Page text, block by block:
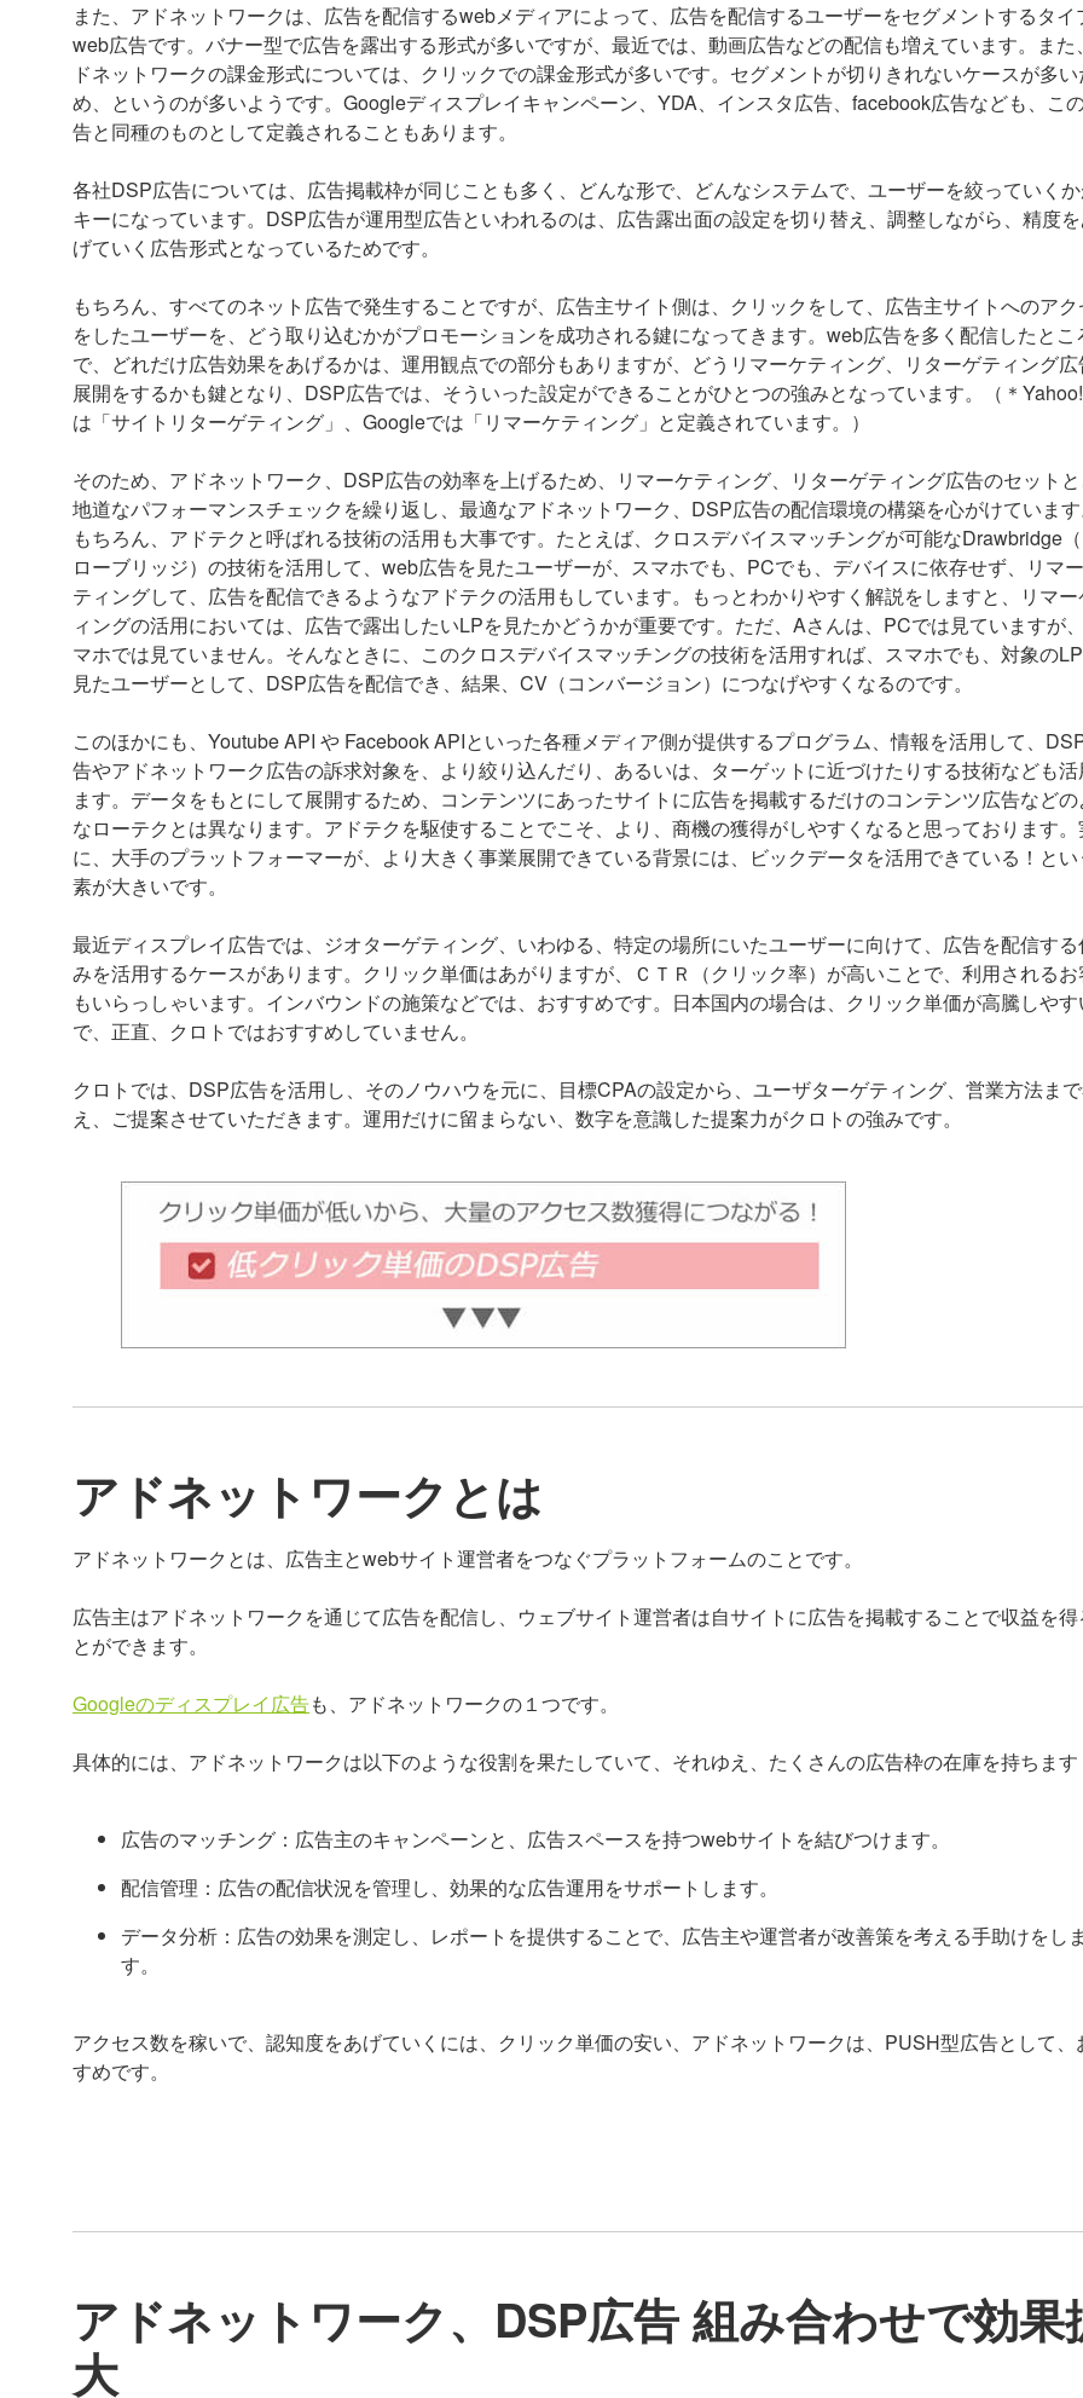
また、アドネットワークは、広告を配信するwebメディアによって、広告を配信するユーザーをセグメントするタイ
web広告です。バナー型で広告を露出する形式が多いですが、最近では、動画広告などの配信も増えています。また
ドネットワークの課金形式については、クリックでの課金形式が多いです。セグメントが切りきれないケースが多い
め、というのが多いようです。Googleディスプレイキャンペーン、YDA、インスタ広告、facebook広告なども、こ
告と同種のものとして定義されることもあります。
各社DSP広告については、広告掲載枠が同じことも多く、どんな形で、どんなシステムで、ユーザーを絞っていく
キーになっています。DSP広告が運用型広告といわれるのは、広告露出面の設定を切り替え、調整しながら、精度
げていく広告形式となっているためです。
もちろん、すべてのネット広告で発生することですが、広告主サイト側は、クリックをして、広告主サイトへのアク
をしたユーザーを、どう取り込むかがプロモーションを成功される鍵になってきます。web広告を多く配信したとこ
で、どれだけ広告効果をあげるかは、運用観点での部分もありますが、どうリマーケティング、リターゲティング
展開をするかも鍵となり、DSP広告では、そういった設定ができることがひとつの強みとなっています。（＊
は「サイトリターゲティング」、Googleでは「リマーケティング」と定義されています。）
そのため、アドネットワーク、DSP広告の効率を上げるため、リマーケティング、リターゲティング広告のセットと
地道なパフォーマンスチェックを繰り返し、最適なアドネットワーク、DSP広告の配信環境の構築を心がけています
もちろん、アドテクと呼ばれる技術の活用も大事です。たとえば、クロスデバイスマッチングが可能なDrawbridge
ローブリッジ）の技術を活用して、web広告を見たユーザーが、スマホでも、PCでも、デバイスに依存せず、リマ
ティングして、広告を配信できるようなアドテクの活用もしています。もっとわかりやすく解説をしますと、リマー
ィングの活用においては、広告で露出したいLPを見たかどうかが重要です。ただ、Aさんは、PCでは見ていますが
マホでは見ていません。そんなときに、このクロスデバイスマッチングの技術を活用すれば、スマホでも、対象の
見たユーザーとして、DSP広告を配信でき、結果、CV（コンバージョン）につなげやすくなるのです。
このほかにも、Youtube API や Facebook APIといった各種メディア側が提供するプログラム、情報を活用して、
告やアドネットワーク広告の訴求対象を、より絞り込んだり、あるいは、ターゲットに近づけたりする技術なども活
ます。データをもとにして展開するため、コンテンツにあったサイトに広告を掲載するだけのコンテンツ広告などの
なローテクとは異なります。アドテクを駆使することでこそ、より、商機の獲得がしやすくなると思っております。
に、大手のプラットフォーマーが、より大きく事業展開できている背景には、ビックデータを活用できている！と
素が大きいです。
最近ディスプレイ広告では、ジオターゲティング、いわゆる、特定の場所にいたユーザーに向けて、広告を配信する
みを活用するケースがあります。クリック単価はあがりますが、ＣＴＲ（クリック率）が高いことで、利用されるお
もいらっしゃいます。インバウンドの施策などでは、おすすめです。日本国内の場合は、クリック単価が高騰しや
で、正直、クロトではおすすめしていません。
クロトでは、DSP広告を活用し、そのノウハウを元に、目標CPAの設定から、ユーザターゲティング、営業方法ま
え、ご提案させていただきます。運用だけに留まらない、数字を意識した提案力がクロトの強みです。
アドネットワークとは
アドネットワークとは、広告主とwebサイト運営者をつなぐプラットフォームのことです。
広告主はアドネットワークを通じて広告を配信し、ウェブサイト運営者は自サイトに広告を掲載することで収益を得
とができます。
Googleのディスプレイ広告も、アドネットワークの１つです。
具体的には、アドネットワークは以下のような役割を果たしていて、それゆえ、たくさんの広告枠の在庫を持ちます
広告のマッチング：広告主のキャンペーンと、広告スペースを持つwebサイトを結びつけます。
配信管理：広告の配信状況を管理し、効果的な広告運用をサポートします。
データ分析：広告の効果を測定し、レポートを提供することで、広告主や運営者が改善策を考える手助けをしま
す。
アクセス数を稼いで、認知度をあげていくには、クリック単価の安い、アドネットワークは、PUSH型広告として、
すめです。
アドネットワーク、DSP広告 組み合わせで効果
大